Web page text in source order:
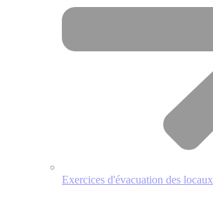
Exercices d'évacuation des locaux